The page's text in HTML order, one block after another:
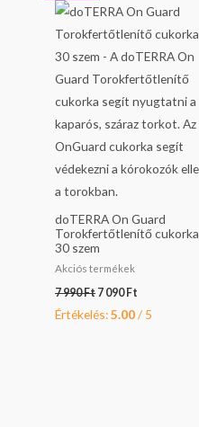
doTERRA On Guard
Torokfertőtlenítő cukorka
30 szem
Akciós termékek
7 990Ft
was:
990 Ft.
7 090Ft
is:
090 Ft.
Értékelés:5.00/ 5